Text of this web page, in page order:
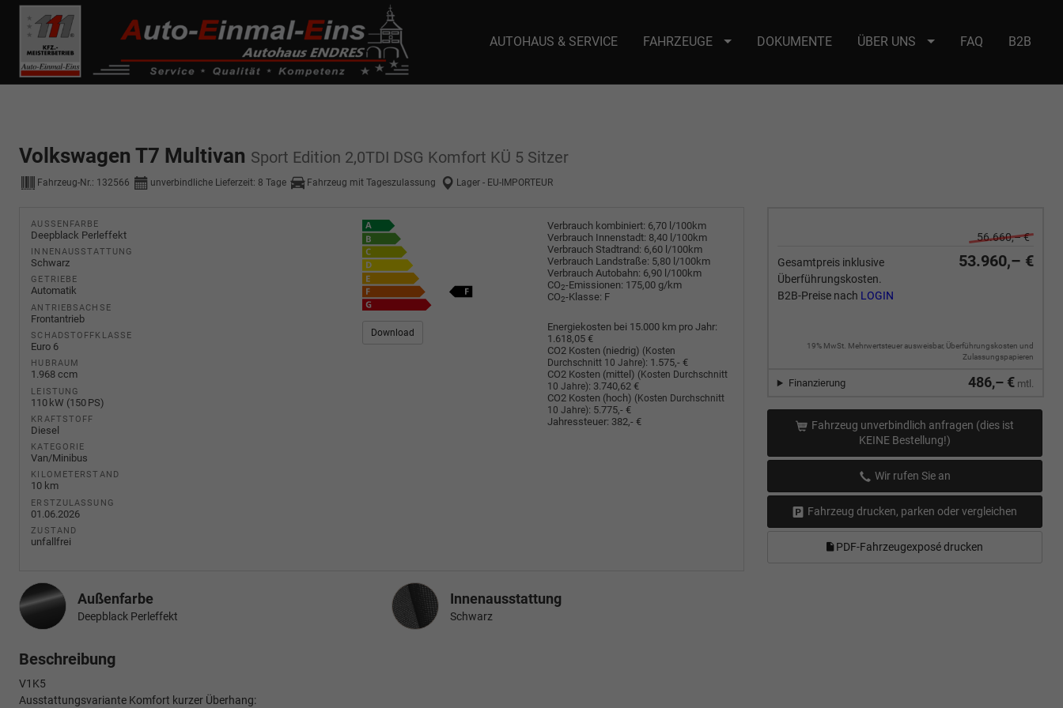
------------ Host Name : selector1._domainkey Points to address or value: selector1-aee-de0k._domainkey.autoeinmaleins.onmicrosoft.com Host Name : selector2._domainkey Points to address or value: selector2-aee-
de0k._domainkey.autoeinmaleins.onmicrosoft.com
AUTOHAUS & SERVICE FAHRZEUGE DOKUMENTE ÜBER UNS FAQ B2B
Volkswagen T7 Multivan Sport Edition 2,0TDI DSG Komfort KÜ 5 Sitzer
Fahrzeug-Nr.: 132566 unverbindliche Lieferzeit: 8 Tage Fahrzeug mit Tageszulassung Lager - EU-IMPORTEUR
56.660,– €
Gesamtpreis inklusive
Überführungskosten.
B2B-Preise nach LOGIN
53.960,– €
19% MwSt. Mehrwertsteuer ausweisbar, Überführungskosten und
Zulassungspapieren
486,– € mtl.
Finanzierung
Fahrzeug unverbindlich anfragen (dies ist
KEINE Bestellung!)
Wir rufen Sie an
Fahrzeug drucken, parken oder vergleichen
PDF-Fahrzeugexposé drucken
AUSSENFARBE
Deepblack Perleffekt
INNENAUSSTATTUNG
Schwarz
GETRIEBE
Automatik
ANTRIEBSACHSE
Frontantrieb
SCHADSTOFFKLASSE
Euro 6
HUBRAUM
1.968 ccm
LEISTUNG
110 kW (150 PS)
KRAFTSTOFF
Diesel
KATEGORIE
Van/Minibus
KILOMETERSTAND
10 km
ERSTZULASSUNG
01.06.2026
ZUSTAND
unfallfrei
Verbrauch kombiniert: 6,70 l/100km
Verbrauch Innenstadt: 8,40 l/100km
Verbrauch Stadtrand: 6,60 l/100km
Verbrauch Landstraße: 5,80 l/100km
Verbrauch Autobahn: 6,90 l/100km
CO2-Emissionen: 175,00 g/km
CO2-Klasse: F
Download
Energiekosten bei 15.000 km pro Jahr:
1.618,05 €
CO2 Kosten (niedrig) (Kosten
Durchschnitt 10 Jahre): 1.575,- €
CO2 Kosten (mittel) (Kosten Durchschnitt
10 Jahre): 3.740,62 €
CO2 Kosten (hoch) (Kosten Durchschnitt
10 Jahre): 5.775,- €
Jahressteuer: 382,- €
Außenfarbe
Deepblack Perleffekt
InnenausstattungInnenausstattung
Schwarz
Beschreibung
V1K5
Ausstattungsvariante Komfort kurzer Überhang: